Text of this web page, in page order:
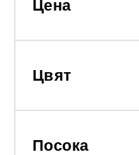
Цена
Цвят
Посока